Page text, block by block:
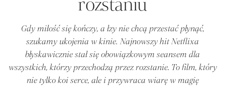
rozstaniu
Gdy miłość się kończy, a łzy nie chcą przestać płynąć,
szukamy ukojenia w kinie. Najnowszy hit Netflixa
błyskawicznie stał się obowiązkowym seansem dla
wszystkich, którzy przechodzą przez rozstanie. To film, który
nie tylko koi serce, ale i przywraca wiarę w magię